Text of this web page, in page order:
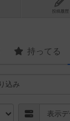
投稿履歴
持ってる